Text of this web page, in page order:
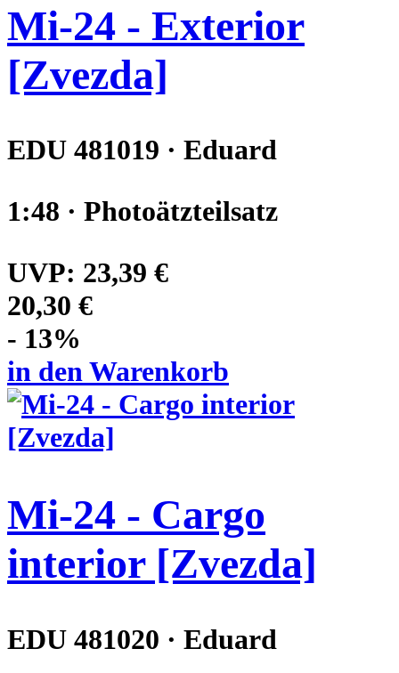
Mi-24 - Exterior
[Zvezda]
EDU 481019 · Eduard
1:48 · Photoätzteilsatz
UVP: 23,39 €
20,30 €
- 13%
in den Warenkorb
Mi-24 - Cargo
interior [Zvezda]
EDU 481020 · Eduard